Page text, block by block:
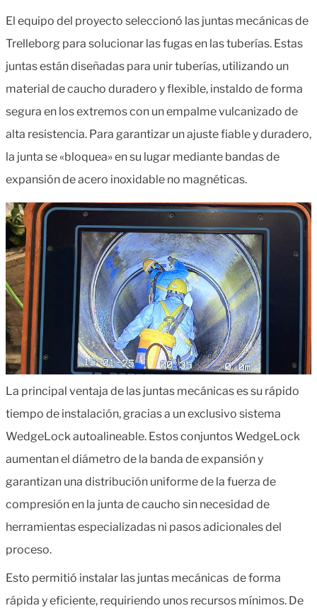
El equipo del proyecto seleccionó las juntas mecánicas de
Trelleborg para solucionar las fugas en las tuberías. Estas
juntas están diseñadas para unir tuberías, utilizando un
material de caucho duradero y flexible, instaldo de forma
segura en los extremos con un empalme vulcanizado de
alta resistencia. Para garantizar un ajuste fiable y duradero,
la junta se «bloquea» en su lugar mediante bandas de
expansión de acero inoxidable no magnéticas.
La principal ventaja de las juntas mecánicas es su rápido
tiempo de instalación, gracias a un exclusivo sistema
WedgeLock autoalineable. Estos conjuntos WedgeLock
aumentan el diámetro de la banda de expansión y
garantizan una distribución uniforme de la fuerza de
compresión en la junta de caucho sin necesidad de
herramientas especializadas ni pasos adicionales del
proceso.
Esto permitió instalar las juntas mecánicas de forma
rápida y eficiente, requiriendo unos recursos mínimos. De